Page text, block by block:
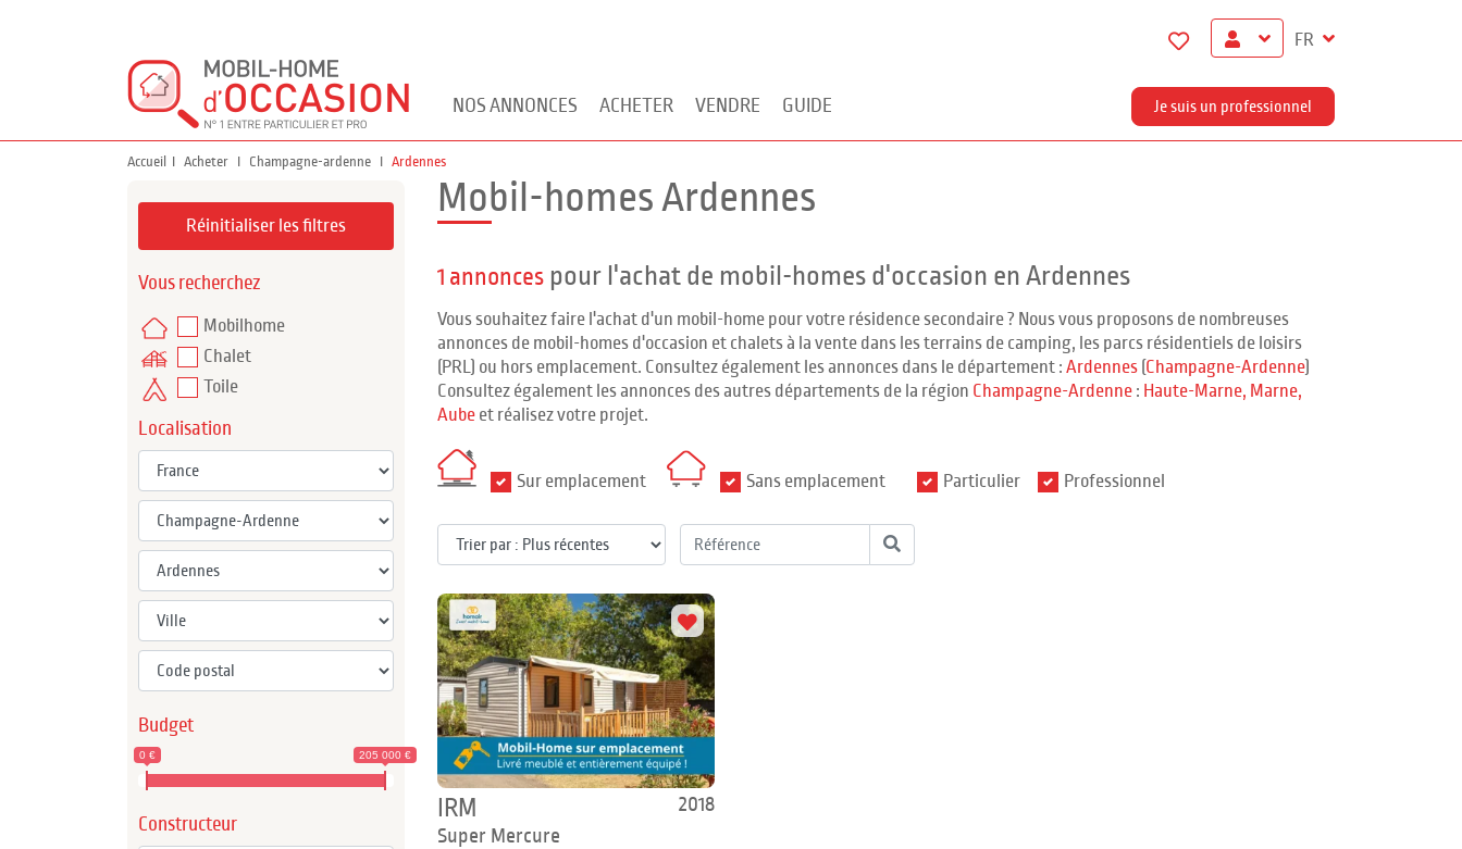
FR
NOS ANNONCES ACHETER VENDRE GUIDE Je suis un professionnel
Accueil Acheter Champagne-ardenne Ardennes
Réinitialiser les filtres
Vous recherchez
Mobilhome
Chalet
Toile
Localisation
Budget
0 € 205 000 €
Constructeur
Mobil-homes Ardennes
1 annonces pour l'achat de mobil-homes d'occasion en Ardennes
Vous souhaitez faire l'achat d'un mobil-home pour votre résidence secondaire ? Nous vous proposons de nombreuses
annonces de mobil-homes d'occasion et chalets à la vente dans les terrains de camping, les parcs résidentiels de loisirs
(PRL) ou hors emplacement. Consultez également les annonces dans le département : Ardennes (Champagne-Ardenne)
Consultez également les annonces des autres départements de la région Champagne-Ardenne : Haute-Marne, Marne,
Aube et réalisez votre projet.
Sur emplacement Sans emplacement Particulier Professionnel
2018
IRM
Super Mercure